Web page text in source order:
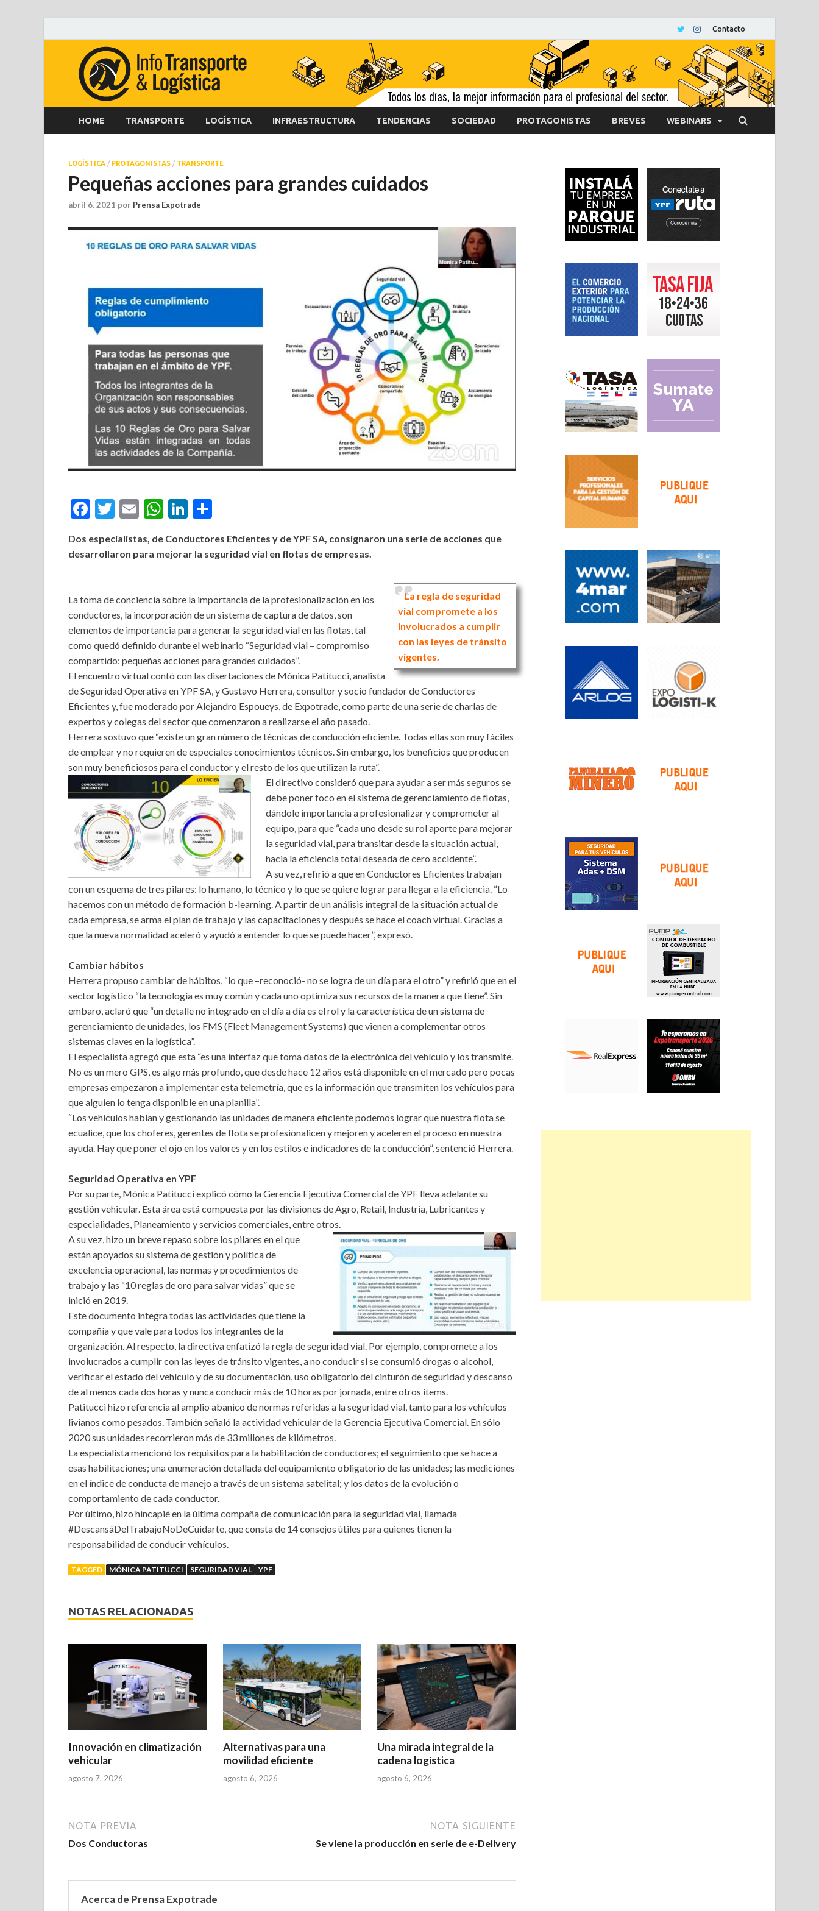
Contacto
HOME TRANSPORTE LOGÍSTICA INFRAESTRUCTURA TENDENCIAS SOCIEDAD PROTAGONISTAS BREVES WEBINARS
LOGÍSTICA / PROTAGONISTAS / TRANSPORTE
Pequeñas acciones para grandes cuidados
abril 6, 2021 por Prensa Expotrade
Facebook
Twitter
EmailWhatsApp
LinkedIn
Dos especialistas, de Conductores Eficientes y de YPF SA, consignaron una serie de acciones que
desarrollaron para mejorar la seguridad vial en flotas de empresas.
La regla de seguridad
vial compromete a los
involucrados a cumplir
con las leyes de tránsito
vigentes.
La toma de conciencia sobre la importancia de la profesionalización en los
conductores, la incorporación de un sistema de captura de datos, son
elementos de importancia para generar la seguridad vial en las flotas, tal
como quedó definido durante el webinario “Seguridad vial – compromiso
compartido: pequeñas acciones para grandes cuidados”.
El encuentro virtual contó con las disertaciones de Mónica Patitucci, analista
de Seguridad Operativa en YPF SA, y Gustavo Herrera, consultor y socio fundador de Conductores
Eficientes y, fue moderado por Alejandro Espoueys, de Expotrade, como parte de una serie de charlas de
expertos y colegas del sector que comenzaron a realizarse el año pasado.
Herrera sostuvo que “existe un gran número de técnicas de conducción eficiente. Todas ellas son muy fáciles
de emplear y no requieren de especiales conocimientos técnicos. Sin embargo, los beneficios que producen
son muy beneficiosos para el conductor y el resto de los que utilizan la ruta”.
El directivo consideró que para ayudar a ser más seguros se
debe poner foco en el sistema de gerenciamiento de flotas,
dándole importancia a profesionalizar y comprometer al
equipo, para que “cada uno desde su rol aporte para mejorar
la seguridad vial, para transitar desde la situación actual,
hacia la eficiencia total deseada de cero accidente”.
A su vez, refirió a que en Conductores Eficientes trabajan
con un esquema de tres pilares: lo humano, lo técnico y lo que se quiere lograr para llegar a la eficiencia. “Lo
hacemos con un método de formación b-learning. A partir de un análisis integral de la situación actual de
cada empresa, se arma el plan de trabajo y las capacitaciones y después se hace el coach virtual. Gracias a
que la nueva normalidad aceleró y ayudó a entender lo que se puede hacer”, expresó.
Cambiar hábitos
Herrera propuso cambiar de hábitos, “lo que –reconoció- no se logra de un día para el otro” y refirió que en el
sector logístico “la tecnología es muy común y cada uno optimiza sus recursos de la manera que tiene”. Sin
embaro, aclaró que “un detalle no integrado en el día a día es el rol y la característica de un sistema de
gerenciamiento de unidades, los FMS (Fleet Management Systems) que vienen a complementar otros
sistemas claves en la logística”.
El especialista agregó que esta “es una interfaz que toma datos de la electrónica del vehículo y los transmite.
No es un mero GPS, es algo más profundo, que desde hace 12 años está disponible en el mercado pero pocas
empresas empezaron a implementar esta telemetría, que es la información que transmiten los vehículos para
que alguien lo tenga disponible en una planilla”.
“Los vehículos hablan y gestionando las unidades de manera eficiente podemos lograr que nuestra flota se
ecualice, que los choferes, gerentes de flota se profesionalicen y mejoren y aceleren el proceso en nuestra
ayuda. Hay que poner el ojo en los valores y en los estilos e indicadores de la conducción”, sentenció Herrera.
Seguridad Operativa en YPF
Por su parte, Mónica Patitucci explicó cómo la Gerencia Ejecutiva Comercial de YPF lleva adelante su
gestión vehicular. Esta área está compuesta por las divisiones de Agro, Retail, Industria, Lubricantes y
especialidades, Planeamiento y servicios comerciales, entre otros.
A su vez, hizo un breve repaso sobre los pilares en el que
están apoyados su sistema de gestión y política de
excelencia operacional, las normas y procedimientos de
trabajo y las “10 reglas de oro para salvar vidas” que se
inició en 2019.
Este documento integra todas las actividades que tiene la
compañía y que vale para todos los integrantes de la
organización. Al respecto, la directiva enfatizó la regla de seguridad vial. Por ejemplo, compromete a los
involucrados a cumplir con las leyes de tránsito vigentes, a no conducir si se consumió drogas o alcohol,
verificar el estado del vehículo y de su documentación, uso obligatorio del cinturón de seguridad y descanso
de al menos cada dos horas y nunca conducir más de 10 horas por jornada, entre otros ítems.
Patitucci hizo referencia al amplio abanico de normas referidas a la seguridad vial, tanto para los vehículos
livianos como pesados. También señaló la actividad vehicular de la Gerencia Ejecutiva Comercial. En sólo
2020 sus unidades recorrieron más de 33 millones de kilómetros.
La especialista mencionó los requisitos para la habilitación de conductores; el seguimiento que se hace a
esas habilitaciones; una enumeración detallada del equipamiento obligatorio de las unidades; las mediciones
en el índice de conducta de manejo a través de un sistema satelital; y los datos de la evolución o
comportamiento de cada conductor.
Por último, hizo hincapié en la última compaña de comunicación para la seguridad vial, llamada
#DescansáDelTrabajoNoDeCuidarte, que consta de 14 consejos útiles para quienes tienen la
responsabilidad de conducir vehículos.
TAGGED MÓNICA PATITUCCI SEGURIDAD VIAL YPF
NOTAS RELACIONADAS
Innovación en climatización
vehicular
agosto 7, 2026
Alternativas para una
movilidad eficiente
agosto 6, 2026
Una mirada integral de la
cadena logística
agosto 6, 2026
NOTA PREVIA
Dos Conductoras
NOTA SIGUIENTE
Se viene la producción en serie de e-Delivery
Acerca de Prensa Expotrade